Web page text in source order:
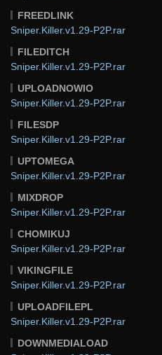
FREEDLINK
Sniper.Killer.v1.29-P2P.rar
FILEDITCH
Sniper.Killer.v1.29-P2P.rar
UPLOADNOWIO
Sniper.Killer.v1.29-P2P.rar
FILESDP
Sniper.Killer.v1.29-P2P.rar
UPTOMEGA
Sniper.Killer.v1.29-P2P.rar
MIXDROP
Sniper.Killer.v1.29-P2P.rar
CHOMIKUJ
Sniper.Killer.v1.29-P2P.rar
VIKINGFILE
Sniper.Killer.v1.29-P2P.rar
UPLOADFILEPL
Sniper.Killer.v1.29-P2P.rar
DOWNMEDIALOAD